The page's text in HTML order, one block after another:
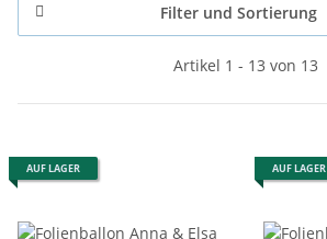
Filter und Sortierung
Artikel 1 - 13 von 13
AUF LAGER AUF LAGER